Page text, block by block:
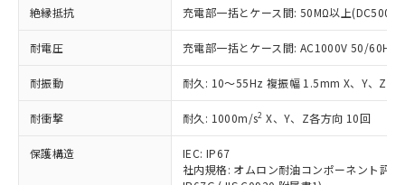
絶縁抵抗 充電部一括とケース間: 50MΩ以上(DC500V
耐電圧 充電部一括とケース間: AC1000V 50/60Hz
耐振動 耐久: 10～55Hz 複振幅 1.5mm X、Y、Z各
耐衝撃 耐久: 1000m/s2 X、Y、Z各方向 10回
保護構造
IEC: IP67
社内規格: オムロン耐油コンポーネント評
ことをご了承ください。
在庫状況および標準価格照会結果は、
記載している更新日時点での社内デー
タに基づき作成されるものであり、閲
覧された時点での実際の在庫および標
準価格とは異なる場合があることをご
了承ください。
様のお取引先、またはお客様担当のオ
むを得ず変更することがあります。
ミウム(Cd) 100ppm以下、
六価クロム(Cr(Ⅵ)) 1000ppm以下、ポリ臭化ビフェニル
類(PBB) 1000ppm以下、ポリ臭化ジフェニルエーテル類
(PBDE) 1000ppm以下、フタル酸ビス(2-エチルヘキシ
ル) (DEHP)(別名：DOP) 1000ppm以下、フタル酸ブチ
ルベンジル（BBP） 1000ppm以下、フタル酸ジブチル
（DBP） 1000ppm以下、フタル酸ジイソブチル
「－」：未確認です。当社販売部門へお問
*中国RoHS10物質の基準値 (GB/T26572)：
Pb(鉛) :1000ppm、 Hg(水銀) : 1000ppm、 Cd(カドミウ
Cr(Ⅵ)(六価クロム) : 1000ppm、 PBBs(ポリ臭化ビフェ
DBP(フタル酸ジブチル) : 1000ppm、 DIBP(フタル酸ジ
イソブチル) : 1000ppm、 BBP(フタル酸ブチルベンジ
当社は、これら貴社製品のうち、外国
為替および外国貿易法に定める商品
（以下｢規制貨物等」という）を輸出
または国外への提供する場合は、日本
国政府の輸出許可(または役務取引許
可)を取得するなどの必要な手続きを
当社は規制貨物を破棄する場合は、完
全に破砕するなど、違法に輸出されな
いよう必要な手段を講じます。
一定数以上の在庫あり
一定数には満たないが在庫あり